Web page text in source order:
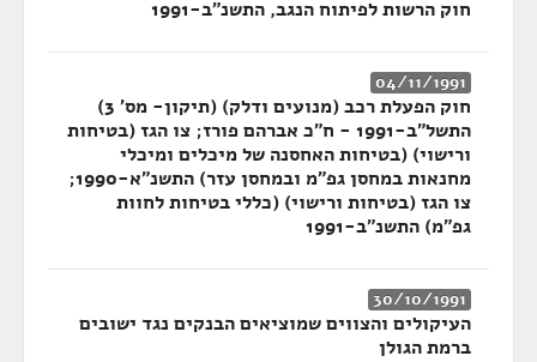
חוק הרשות לפיתוח הנגב, התשנ"ב-1991
04/11/1991
חוק הפעלת רכב (מנועים ודלק) (תיקון- מס' 3)
התשל"ב-1991 - ח"כ אברהם פורז; צו הגז (בטיחות
ורישוי) (בטיחות האחסנה של מיכלים ומיכלי
מחנאות במחסן גפ"מ ובמחסן עזר) התשנ"א-1990;
צו הגז (בטיחות ורישוי) (כללי בטיחות לחוות
גפ"מ) התשנ"ב-1991
30/10/1991
העיקולים והצווים שמוציאים הבנקים נגד ישובים
ברמת הגולן